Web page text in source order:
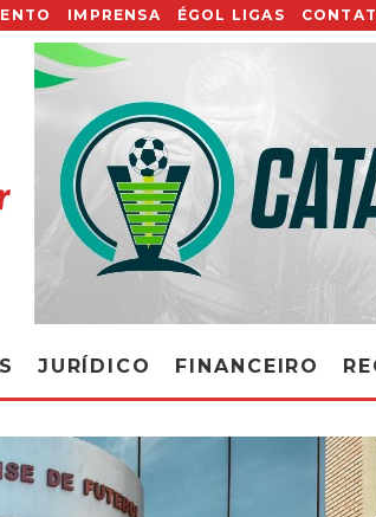
IMPRENSA ÉGOL LIGAS
JURÍDICO FINANCEIRO